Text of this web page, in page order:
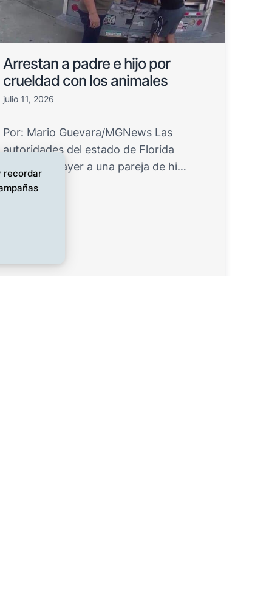
Arrestan a padre e hijo por
crueldad con los animales
julio 11, 2026
Por: Mario Guevara/MGNews Las
autoridades del estado de Florida
detuvieron ayer a una pareja de hi…
recordar